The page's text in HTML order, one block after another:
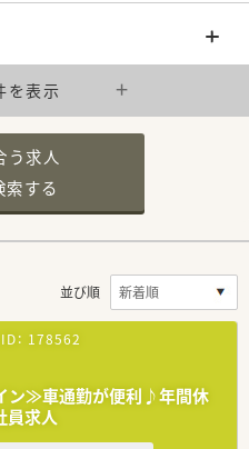
を表示
う求人
索する
並び順
： 178562
ン≫車通勤が便利♪年間休
員求人